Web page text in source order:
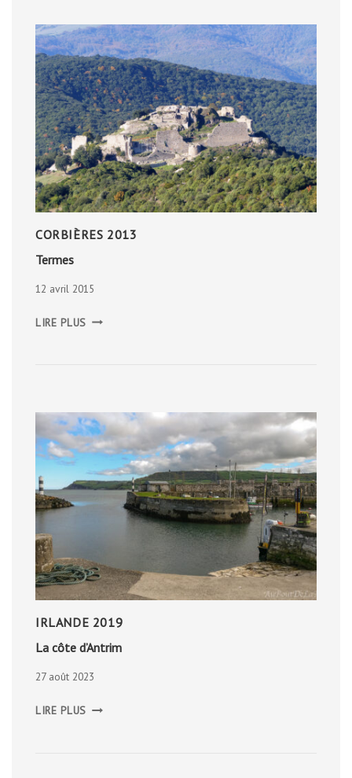
CORBIÈRES 2013
Termes
12 avril 2015
LIRE PLUS
IRLANDE 2019
La côte d’Antrim
27 août 2023
LIRE PLUS CÔTE